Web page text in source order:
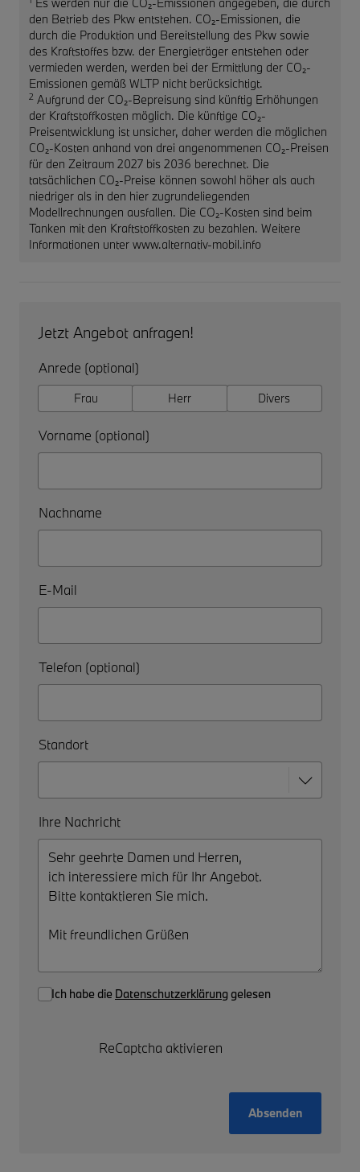
den Betrieb des Pkw entstehen. CO₂-Emissionen, die
durch die Produktion und Bereitstellung des Pkw sowie
des Kraftstoffes bzw. der Energieträger entstehen oder
vermieden werden, werden bei der Ermittlung der CO₂-
Emissionen gemäß WLTP nicht berücksichtigt.
2 Aufgrund der CO₂-Bepreisung sind künftig Erhöhungen
der Kraftstoffkosten möglich. Die künftige CO₂-
Preisentwicklung ist unsicher, daher werden die möglichen
CO₂-Kosten anhand von drei angenommenen CO₂-Preisen
für den Zeitraum 2027 bis 2036 berechnet. Die
tatsächlichen CO₂-Preise können sowohl höher als auch
niedriger als in den hier zugrundeliegenden
Modellrechnungen ausfallen. Die CO₂-Kosten sind beim
Tanken mit den Kraftstoffkosten zu bezahlen. Weitere
Informationen unter www.alternativ-mobil.info
Jetzt Angebot anfragen!
Anrede (optional)
Frau Herr Divers
Vorname (optional)
Nachname
E-Mail
Telefon (optional)
Standort
Ihre Nachricht
Ich habe die Datenschutzerklärung gelesen
ReCaptcha aktivieren
Absenden